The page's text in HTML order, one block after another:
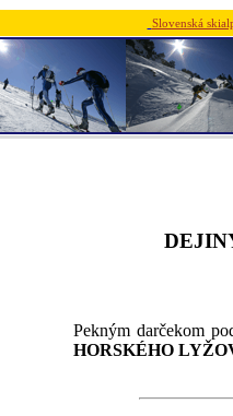
Slovenská
Pekným darčekom
HORSKÉHO